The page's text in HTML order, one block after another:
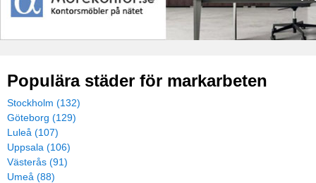
Populära städer för markarbeten
Stockholm (132)
Göteborg (129)
Luleå (107)
Uppsala (106)
Västerås (91)
Umeå (88)